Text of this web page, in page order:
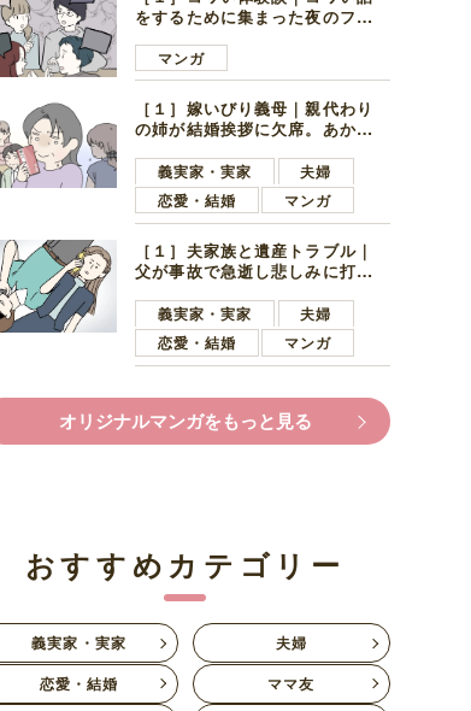
をするために集まった夜のファ
好きの男の子ママ
マンガ
［１］嫁いびり義母｜親代わり
の姉が結婚挨拶に欠席。あから
義実家・実家
夫婦
恋愛・結婚
マンガ
［１］夫家族と遺産トラブル｜
父が事故で急逝し悲しみに打ち
ます夫
義実家・実家
夫婦
恋愛・結婚
マンガ
オリジナルマンガをもっと見る
おすすめカテゴリー
義実家・実家
夫婦
恋愛・結婚
ママ友